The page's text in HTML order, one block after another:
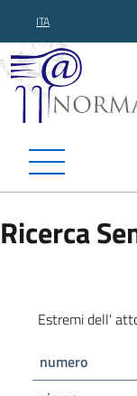
ITA
Ricerca
Estremi dell'
numero